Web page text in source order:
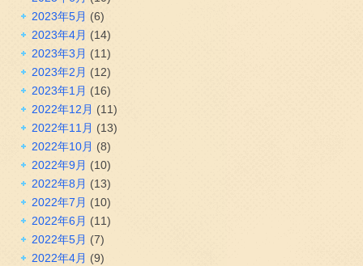
2023年5月 (6)
2023年4月 (14)
2023年3月 (11)
2023年2月 (12)
2023年1月 (16)
2022年12月 (11)
2022年11月 (13)
2022年10月 (8)
2022年9月 (10)
2022年8月 (13)
2022年7月 (10)
2022年6月 (11)
2022年5月 (7)
2022年4月 (9)